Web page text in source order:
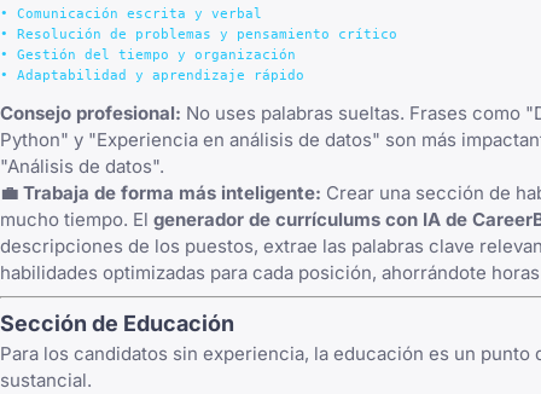
• Comunicación escrita y verbal
• Resolución de problemas y pensamiento crítico
• Gestión del tiempo y organización
Consejo profesional: No uses palabras sueltas. Frases como
Python" y "Experiencia en análisis de datos" son más
"Análisis de datos".
💼 Trabaja de forma más inteligente: Crear una sección de
mucho tiempo. El generador de currículums con IA de
descripciones de los puestos, extrae las palabras clave
habilidades optimizadas para cada posición, ahorrándote
Sección de Educación
Para los candidatos sin experiencia, la educación es un punto
sustancial.